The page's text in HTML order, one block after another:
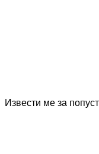
Извести ме за попуст